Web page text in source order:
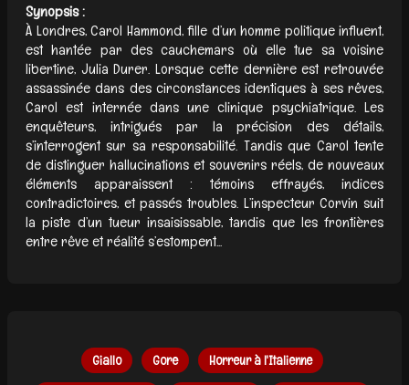
Synopsis :
À Londres, Carol Hammond, fille d’un homme politique influent,
est hantée par des cauchemars où elle tue sa voisine
libertine, Julia Durer. Lorsque cette dernière est retrouvée
assassinée dans des circonstances identiques à ses rêves,
Carol est internée dans une clinique psychiatrique. Les
enquêteurs, intrigués par la précision des détails,
s’interrogent sur sa responsabilité. Tandis que Carol tente
de distinguer hallucinations et souvenirs réels, de nouveaux
éléments apparaissent : témoins effrayés, indices
contradictoires, et passés troubles. L’inspecteur Corvin suit
la piste d’un tueur insaisissable, tandis que les frontières
entre rêve et réalité s’estompent...
Giallo Gore Horreur à l'Italienne